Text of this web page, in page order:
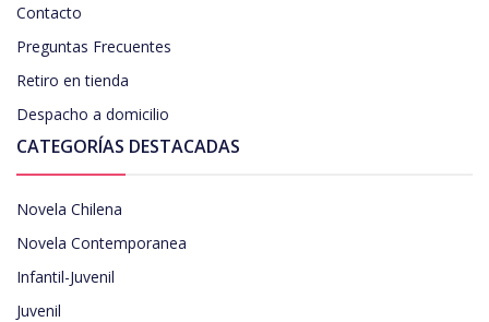
Contacto
Preguntas Frecuentes
Retiro en tienda
Despacho a domicilio
CATEGORÍAS DESTACADAS
Novela Chilena
Novela Contemporanea
Infantil-Juvenil
Juvenil